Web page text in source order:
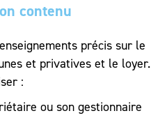
contenu
précis sur le
et privatives et le loyer.
:
ou son gestionnaire